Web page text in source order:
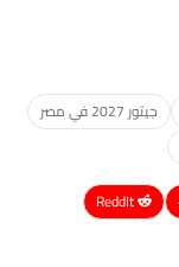
جيتور 2027 في مصر
ReddIt